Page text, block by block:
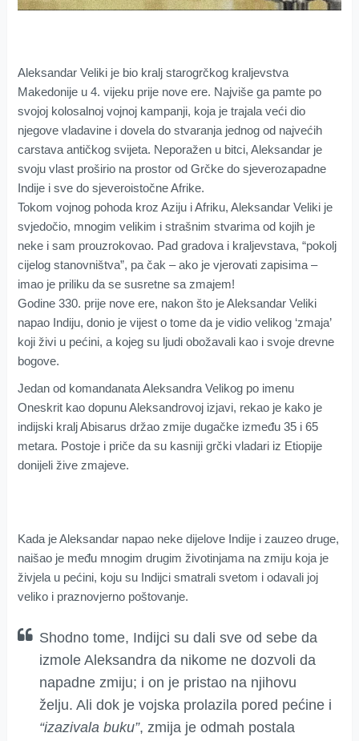
Aleksandar Veliki je bio kralj starogrčkog kraljevstva
Makedonije u 4. vijeku prije nove ere. Najviše ga pamte po
svojoj kolosalnoj vojnoj kampanji, koja je trajala veći dio
njegove vladavine i dovela do stvaranja jednog od najvećih
carstava antičkog svijeta. Neporažen u bitci, Aleksandar je
svoju vlast proširio na prostor od Grčke do sjeverozapadne
Indije i sve do sjeveroistočne Afrike.
Tokom vojnog pohoda kroz Aziju i Afriku, Aleksandar Veliki je
svjedočio, mnogim velikim i strašnim stvarima od kojih je
neke i sam prouzrokovao. Pad gradova i kraljevstava, “pokolj
cijelog stanovništva”, pa čak – ako je vjerovati zapisima –
imao je priliku da se susretne sa zmajem!
Godine 330. prije nove ere, nakon što je Aleksandar Veliki
napao Indiju, donio je vijest o tome da je vidio velikog ‘zmaja’
koji živi u pećini, a kojeg su ljudi obožavali kao i svoje drevne
bogove.
Jedan od komandanata Aleksandra Velikog po imenu
Oneskrit kao dopunu Aleksandrovoj izjavi, rekao je kako je
indijski kralj Abisarus držao zmije dugačke između 35 i 65
metara. Postoje i priče da su kasniji grčki vladari iz Etiopije
donijeli žive zmajeve.
Kada je Aleksandar napao neke dijelove Indije i zauzeo druge,
naišao je među mnogim drugim životinjama na zmiju koja je
živjela u pećini, koju su Indijci smatrali svetom i odavali joj
veliko i praznovjerno poštovanje.
Shodno tome, Indijci su dali sve od sebe da
izmole Aleksandra da nikome ne dozvoli da
napadne zmiju; i on je pristao na njihovu
želju. Ali dok je vojska prolazila pored pećine i
“izazivala buku”, zmija je odmah postala